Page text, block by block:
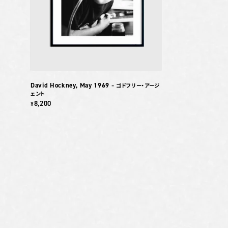
David Hockney, May 1969 – ゴドフリー・アージ
ェント
¥8,200